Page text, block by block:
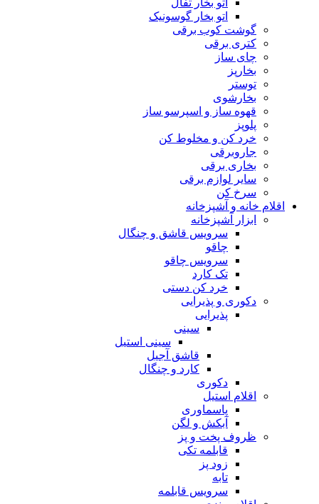
اتو بخار تفال
اتو بخار گوسونیک
گوشت کوب برقی
کتری برقی
چای ساز
بخارپز
توستر
بخارشوی
قهوه ساز و اسپرسو ساز
پلوپز
خرد کن و مخلوط کن
جاروبرقی
بخاری برقی
سایر لوازم برقی
سرخ کن
اقلام خانه و آشپزخانه
ابزار آشپزخانه
سرویس قاشق و چنگال
چاقو
سرویس چاقو
تک کارد
خرد کن دستی
دکوری و پذیرایی
پذیرایی
سینی
سینی استیل
قاشق آجیل
کارد و چنگال
دکوری
اقلام استیل
پاسماوری
آبکش و لگن
ظروف پخت و پز
قابلمه تکی
زود پز
تابه
سرویس قابلمه